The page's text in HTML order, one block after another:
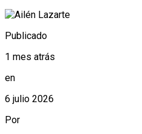
Publicado
1 mes atrás
en
6 julio 2026
Por